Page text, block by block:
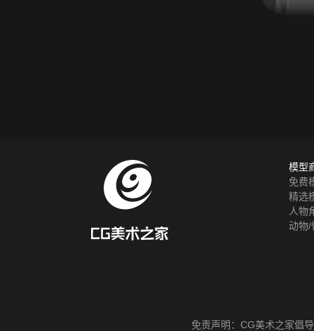
模型
免费
精选
人物
动物/
免责声明： CG美术之家倡